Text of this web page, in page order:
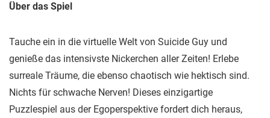
Über das Spiel
Tauche ein in die virtuelle Welt von Suicide Guy und
genieße das intensivste Nickerchen aller Zeiten! Erlebe
surreale Träume, die ebenso chaotisch wie hektisch sind.
Nichts für schwache Nerven! Dieses einzigartige
Puzzlespiel aus der Egoperspektive fordert dich heraus,